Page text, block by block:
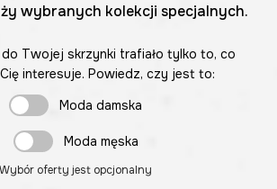
wybranych kolekcji specjalnych.
do Twojej skrzynki trafiało tylko to, co
interesuje. Powiedz, czy jest to:
Moda damska
Moda męska
Wybór oferty jest opcjonalny